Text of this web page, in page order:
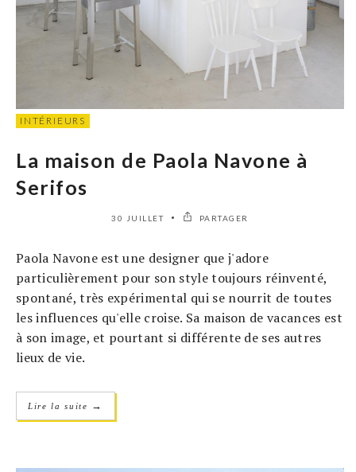
INTÉRIEURS
La maison de Paola Navone à
Serifos
30 JUILLET PARTAGER
Paola Navone est une designer que j'adore
particulièrement pour son style toujours réinventé,
spontané, très expérimental qui se nourrit de toutes
les influences qu'elle croise. Sa maison de vacances est
à son image, et pourtant si différente de ses autres
lieux de vie.
Lire la suite →